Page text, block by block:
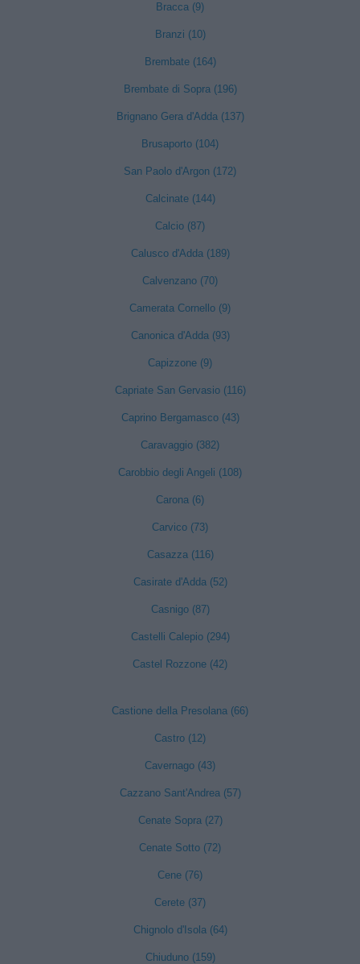
Bracca (9)
Branzi (10)
Brembate (164)
Brembate di Sopra (196)
Brignano Gera d'Adda (137)
Brusaporto (104)
San Paolo d'Argon (172)
Calcinate (144)
Calcio (87)
Calusco d'Adda (189)
Calvenzano (70)
Camerata Cornello (9)
Canonica d'Adda (93)
Capizzone (9)
Capriate San Gervasio (116)
Caprino Bergamasco (43)
Caravaggio (382)
Carobbio degli Angeli (108)
Carona (6)
Carvico (73)
Casazza (116)
Casirate d'Adda (52)
Casnigo (87)
Castelli Calepio (294)
Castel Rozzone (42)
Castione della Presolana (66)
Castro (12)
Cavernago (43)
Cazzano Sant'Andrea (57)
Cenate Sopra (27)
Cenate Sotto (72)
Cene (76)
Cerete (37)
Chignolo d'Isola (64)
Chiuduno (159)